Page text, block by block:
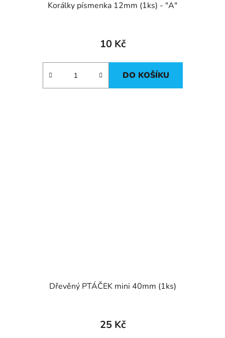
Korálky písmenka 12mm (1ks) - "A"
10 Kč
DO KOŠÍKU
Dřevěný PTÁČEK mini 40mm (1ks)
25 Kč